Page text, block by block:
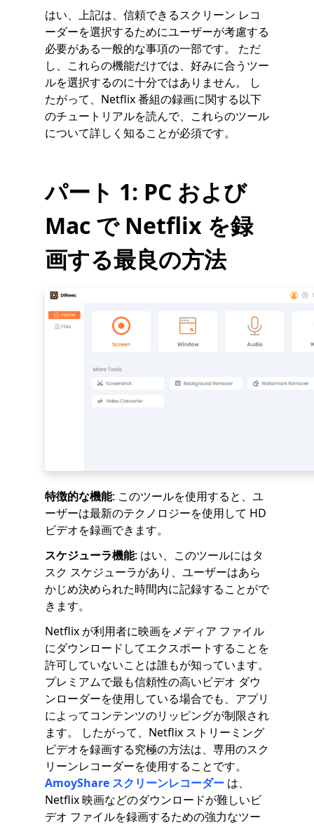
はい、上記は、信頼できるスクリーン レコ
ーダーを選択するためにユーザーが考慮する
必要がある一般的な事項の一部です。 ただ
し、これらの機能だけでは、好みに合うツー
ルを選択するのに十分ではありません。 し
たがって、Netflix 番組の録画に関する以下
のチュートリアルを読んで、これらのツール
について詳しく知ることが必須です。
パート 1: PC および
Mac で Netflix を録
画する最良の方法
特徴的な機能: このツールを使用すると、ユ
ーザーは最新のテクノロジーを使用して HD
ビデオを録画できます。
スケジューラ機能: はい、このツールにはタ
スク スケジューラがあり、ユーザーはあら
かじめ決められた時間内に記録することがで
きます。
Netflix が利用者に映画をメディア ファイル
にダウンロードしてエクスポートすることを
許可していないことは誰もが知っています。
プレミアムで最も信頼性の高いビデオ ダウ
ンローダーを使用している場合でも、アプリ
によってコンテンツのリッピングが制限され
ます。 したがって、Netflix ストリーミング
ビデオを録画する究極の方法は、専用のスク
リーンレコーダーを使用することです。
AmoyShare スクリーンレコーダー は、
Netflix 映画などのダウンロードが難しいビ
デオ ファイルを録画するための強力なツー